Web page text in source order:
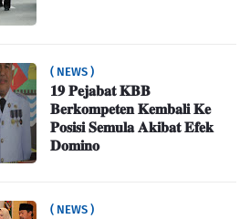
( NEWS )
𝟏𝟗 𝐏𝐞𝐣𝐚𝐛𝐚𝐭 𝐊𝐁𝐁
𝐁𝐞𝐫𝐤𝐨𝐦𝐩𝐞𝐭𝐞𝐧 𝐊𝐞𝐦𝐛𝐚𝐥𝐢 𝐊𝐞
𝐏𝐨𝐬𝐢𝐬𝐢 𝐒𝐞𝐦𝐮𝐥𝐚 𝐀𝐤𝐢𝐛𝐚𝐭 𝐄𝐟𝐞𝐤
𝐃𝐨𝐦𝐢𝐧𝐨
( NEWS )